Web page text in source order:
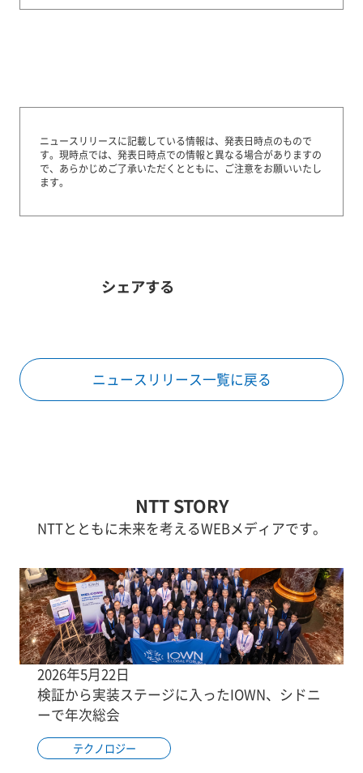
ニュースリリースに記載している情報は、発表日時点のもので
す。 現時点では、発表日時点での情報と異なる場合がありますの
で、あらかじめご了承いただくとともに、ご注意をお願いいたし
ます。
シェアする
ニュースリリース一覧に戻る
NTT STORY
NTTとともに未来を考えるWEBメディアです。
2026年5月22日
検証から実装ステージに入ったIOWN、シドニ
ーで年次総会
テクノロジー